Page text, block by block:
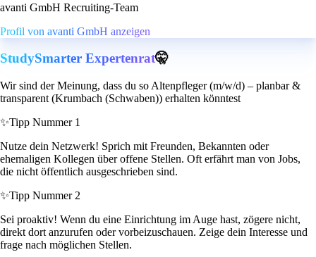
avanti GmbH Recruiting-Team
Profil von avanti GmbH anzeigen
StudySmarter Expertenrat🤫
Wir sind der Meinung, dass du so Altenpfleger (m/w/d) – planbar &
transparent (Krumbach (Schwaben)) erhalten könntest
✨Tipp Nummer 1
Nutze dein Netzwerk! Sprich mit Freunden, Bekannten oder
ehemaligen Kollegen über offene Stellen. Oft erfährt man von Jobs,
die nicht öffentlich ausgeschrieben sind.
✨Tipp Nummer 2
Sei proaktiv! Wenn du eine Einrichtung im Auge hast, zögere nicht,
direkt dort anzurufen oder vorbeizuschauen. Zeige dein Interesse und
frage nach möglichen Stellen.